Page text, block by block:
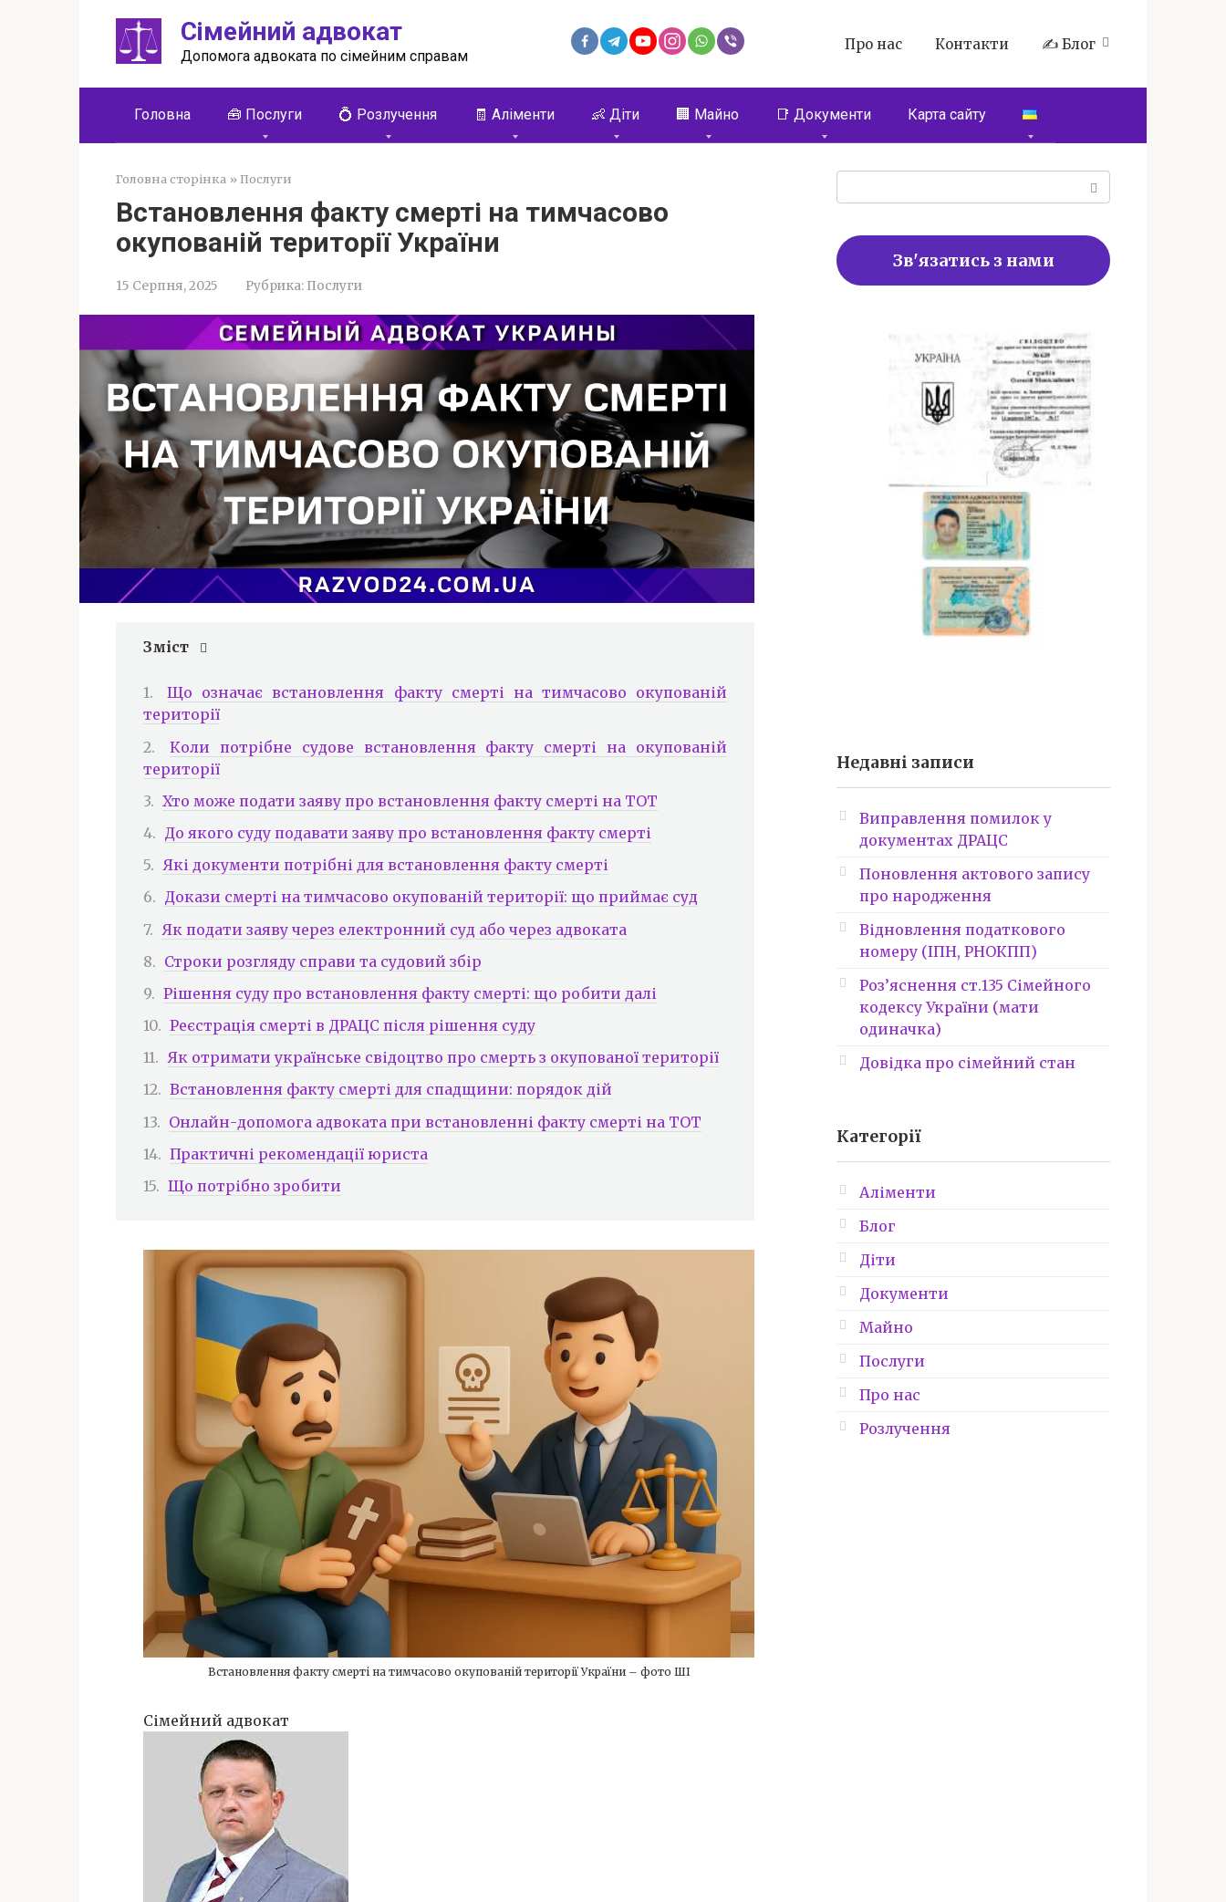
Сімейний адвокат
Допомога адвоката по сімейним справам
Про нас Контакти ✍️ Блог
Головна 🧰 Послуги 💍 Розлучення 🧾 Аліменти 👶 Діти 🏢 Майно 📑 Документи Карта сайту
Головна сторінка »Послуги
Встановлення факту смерті на тимчасово
окупованій території України
15 Серпня, 2025 Рубрика: Послуги
Зміст
Що означає встановлення факту смерті на тимчасово окупованій
території
Коли потрібне судове встановлення факту смерті на окупованій
території
Хто може подати заяву про встановлення факту смерті на ТОТ
До якого суду подавати заяву про встановлення факту смерті
Які документи потрібні для встановлення факту смерті
Докази смерті на тимчасово окупованій території: що приймає суд
Як подати заяву через електронний суд або через адвоката
Строки розгляду справи та судовий збір
Рішення суду про встановлення факту смерті: що робити далі
Реєстрація смерті в ДРАЦС після рішення суду
Як отримати українське свідоцтво про смерть з окупованої території
Встановлення факту смерті для спадщини: порядок дій
Онлайн-допомога адвоката при встановленні факту смерті на ТОТ
Практичні рекомендації юриста
Що потрібно зробити
Встановлення факту смерті на тимчасово окупованій території України – фото ШІ
Сімейний адвокат
Зв'язатись з нами
Недавні записи
Виправлення помилок у
документах ДРАЦС
Поновлення актового запису
про народження
Відновлення податкового
номеру (ІПН, РНОКПП)
Роз’яснення ст.135 Сімейного
кодексу України (мати
одиначка)
Довідка про сімейний стан
Категорії
Аліменти
Блог
Діти
Документи
Майно
Послуги
Про нас
Розлучення